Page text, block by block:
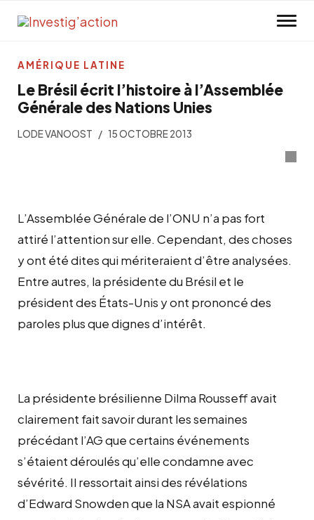
Le Brésil écrit l’histoire à l’Assemblée
Générale des Nations Unies
LODE VANOOST 15 OCTOBRE 2013
L’Assemblée Générale de l’ONU n’a pas fort
attiré l’attention sur elle. Cependant, des choses
y ont été dites qui mériteraient d’être analysées.
Entre autres, la présidente du Brésil et le
président des États-Unis y ont prononcé des
paroles plus que dignes d’intérêt.
La présidente brésilienne Dilma Rousseff avait
clairement fait savoir durant les semaines
précédant l’AG que certains événements
s’étaient déroulés qu’elle condamne avec
sévérité. Il ressortait ainsi des révélations
d’Edward Snowden que la NSA avait espionné
AMÉRIQUE LATINE